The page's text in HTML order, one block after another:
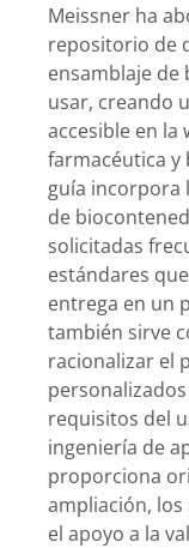
Meissner ha
repositorio de
ensamblaje
usar, creando
accesible en la
farmacéutica y
guía incorpora
de
solicitadas
estándares
entrega en un
también sirve
racionalizar el
requisitos del
ingeniería de
proporciona
ampliación,
el apoyo a la